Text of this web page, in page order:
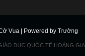
Vua | Powered by Trường
DỤC QUỐC TẾ HOÀNG GIA